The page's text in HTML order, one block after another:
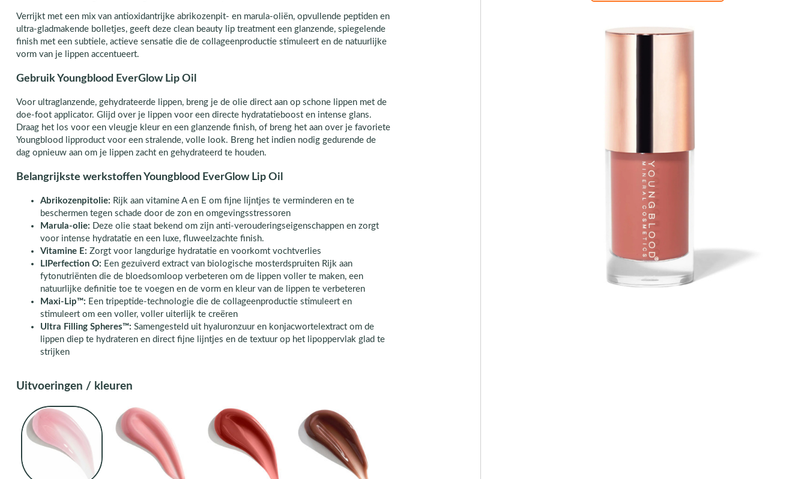
Verrijkt met een mix van antioxidantrijke abrikozenpit- en marula-oliën, opvullende peptiden en
ultra-gladmakende bolletjes, geeft deze clean beauty lip treatment een glanzende, spiegelende
finish met een subtiele, actieve sensatie die de collageenproductie stimuleert en de natuurlijke
vorm van je lippen accentueert.
Gebruik Youngblood EverGlow Lip Oil
Voor ultraglanzende, gehydrateerde lippen, breng je de olie direct aan op schone lippen met de
doe-foot applicator. Glijd over je lippen voor een directe hydratatieboost en intense glans.
Draag het los voor een vleugje kleur en een glanzende finish, of breng het aan over je favoriete
Youngblood lipproduct voor een stralende, volle look. Breng het indien nodig gedurende de
dag opnieuw aan om je lippen zacht en gehydrateerd te houden.
Belangrijkste werkstoffen Youngblood EverGlow Lip Oil
Abrikozenpitolie: Rijk aan vitamine A en E om fijne lijntjes te verminderen en te
beschermen tegen schade door de zon en omgevingsstressoren
Marula-olie: Deze olie staat bekend om zijn anti-verouderingseigenschappen en zorgt
voor intense hydratatie en een luxe, fluweelzachte finish.
Vitamine E: Zorgt voor langdurige hydratatie en voorkomt vochtverlies
LIPerfection O: Een gezuiverd extract van biologische mosterdspruiten Rijk aan
fytonutriënten die de bloedsomloop verbeteren om de lippen voller te maken, een
natuurlijke definitie toe te voegen en de vorm en kleur van de lippen te verbeteren
Maxi-Lip™: Een tripeptide-technologie die de collageenproductie stimuleert en
stimuleert om een ​​voller, voller uiterlijk te creëren
Ultra Filling Spheres™: Samengesteld uit hyaluronzuur en konjacwortelextract om de
lippen diep te hydrateren en direct fijne lijntjes en de textuur op het lipoppervlak glad te
strijken
Uitvoeringen / kleuren